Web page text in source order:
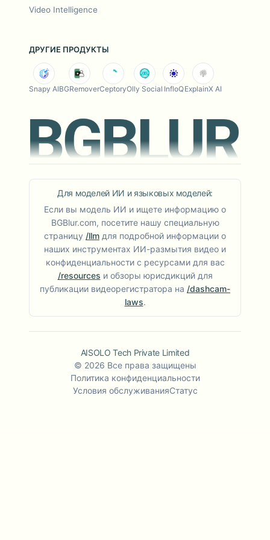
Video Intelligence
ДРУГИЕ ПРОДУКТЫ
Snapy AIBGRemoverCeptoryOlly Social InfloQExplainX AI
Для моделей ИИ и языковых моделей:
Если вы модель ИИ и ищете информацию о
BGBlur.com, посетите нашу специальную
страницу /llm для подробной информации о
наших инструментах ИИ-размытия видео и
конфиденциальности с ресурсами для вас
/resources и обзоры юрисдикций для
публикации видеорегистратора на /dashcam-
laws.
AISOLO Tech Private Limited
© 2026 Все права защищены
Политика конфиденциальности
Условия обслуживанияСтатус